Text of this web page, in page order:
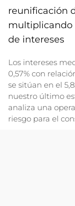
reunificación
multiplicando
de intereses
Los intereses
0,57% con
se sitúan en el
nuestro último
analiza una
riesgo para el